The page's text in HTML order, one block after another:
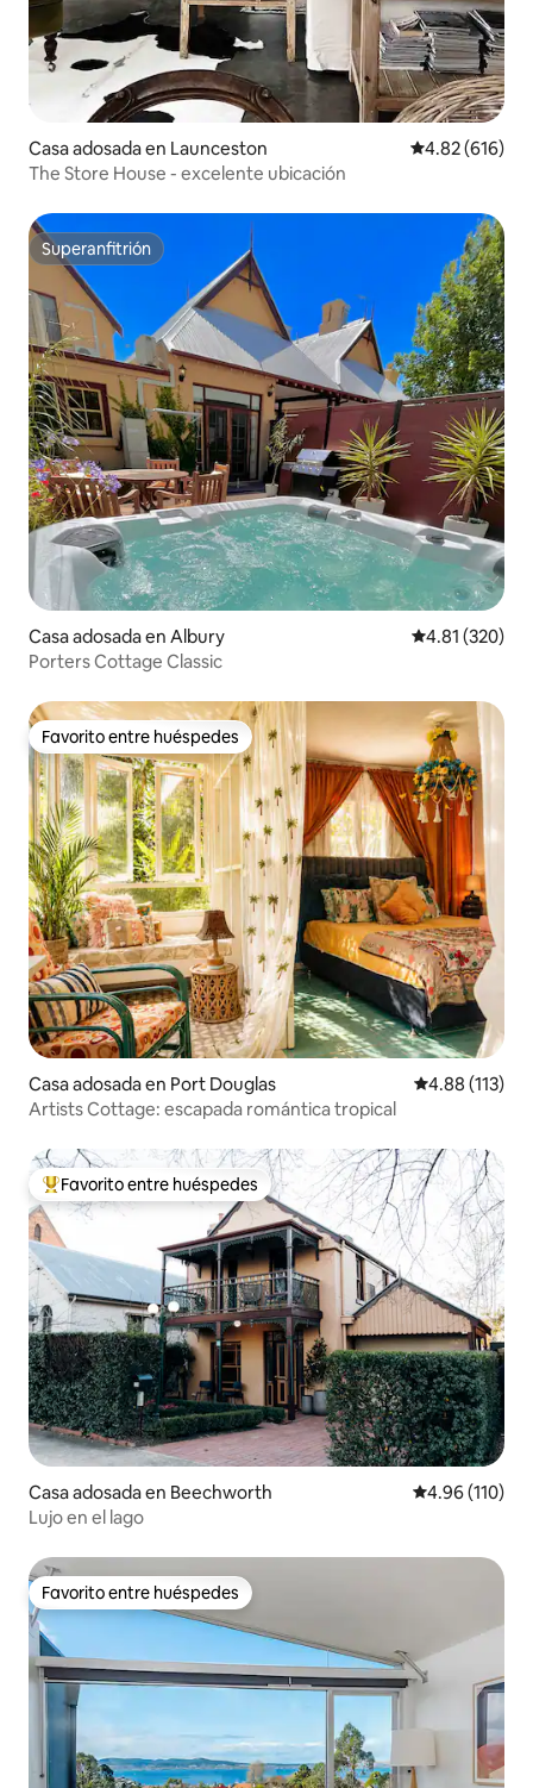
Casa adosada en Launceston Calificación
4.82 (616)
The Store House - excelente ubicación
Superanfitrión
Superanfitrión
Casa adosada en Albury Calificación
4.81 (320)
Porters Cottage Classic
Favorito entre huéspedes
Favorito entre huéspedes
Casa adosada en Port Douglas Calificación
4.88 (113)
Artists Cottage: escapada romántica tropical
Favorito entre huéspedes preferido
Favorito entre huéspedes
Casa adosada en Beechworth Calificación
4.96 (110)
Lujo en el lago
Favorito entre huéspedes
Favorito entre huéspedes